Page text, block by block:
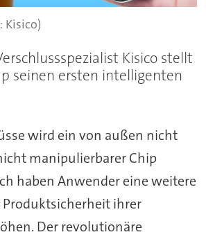
Kisico)
Kisico stellt
seinen ersten intelligenten
wird ein von außen nicht
manipulierbarer Chip
haben Anwender eine weitere
ihrer
Der revolutionäre